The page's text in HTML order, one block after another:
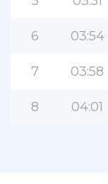
6 03:54
7 03:58
8 04:01